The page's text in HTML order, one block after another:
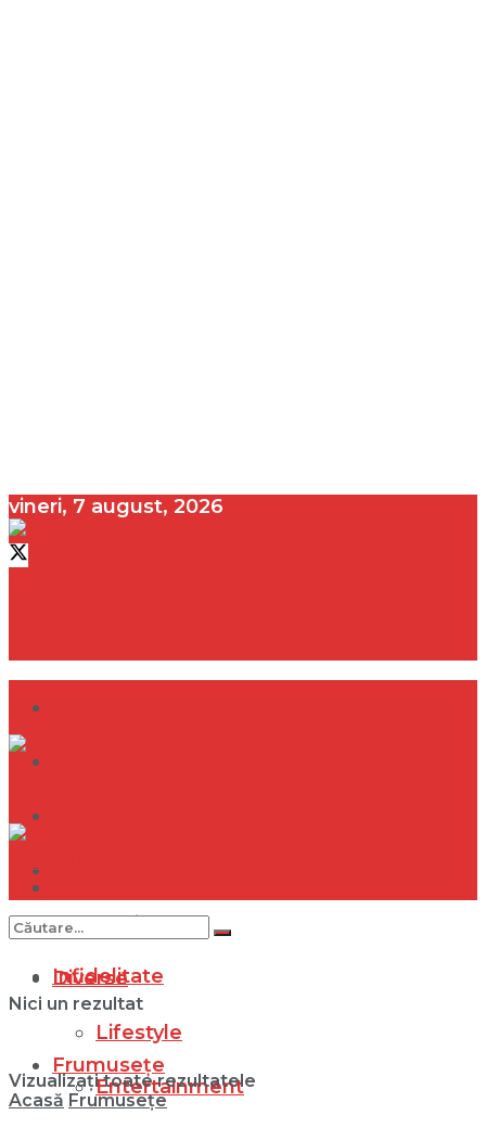
vineri, 7 august, 2026
Internațional
Diverse
Lifestyle
Entertainment
Infidelitate
Frumusețe
Nici un rezultat
Vizualizați toate rezultatele
Acasă Frumusețe